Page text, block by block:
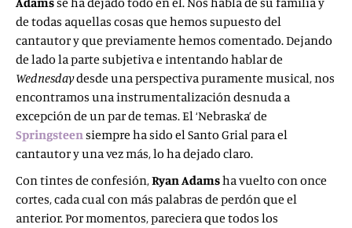
de todas aquellas cosas que hemos supuesto del
cantautor y que previamente hemos comentado. Dejando
de lado la parte subjetiva e intentando hablar de
Wednesdaydesde una perspectiva puramente musical, nos
encontramos una instrumentalización desnuda a
excepción de un par de temas. El ‘Nebraska’ de
Springsteensiempre ha sido el Santo Grial para el
cantautor y una vez más, lo ha dejado claro.
Con tintes de confesión,Ryan Adamsha vuelto con once
cortes, cada cual con más palabras de perdón que el
anterior. Por momentos, pareciera que todos los